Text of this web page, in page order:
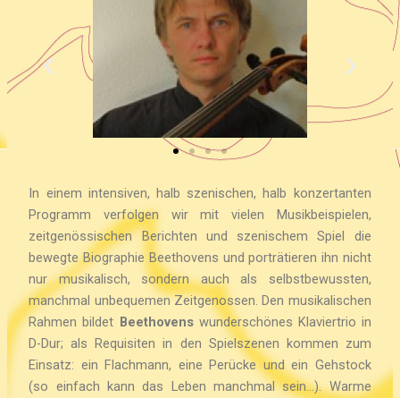
In einem intensiven, halb szenischen, halb konzertanten
Programm verfolgen wir mit vielen Musikbeispielen,
zeitgenössischen Berichten und szenischem Spiel die
bewegte Biographie Beethovens und porträtieren ihn nicht
nur musikalisch, sondern auch als selbstbewussten,
manchmal unbequemen Zeitgenossen. Den musikalischen
Rahmen bildet Beethovenswunderschönes Klaviertrio in
D-Dur; als Requisiten in den Spielszenen kommen zum
Einsatz: ein Flachmann, eine Perücke und ein Gehstock
(so einfach kann das Leben manchmal sein…). Warme